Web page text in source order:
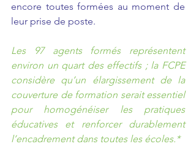
encore toutes formées au moment de
leur prise de poste.
Les 97 agents formés représentent
environ un quart des effectifs ; la FCPE
considère qu’un élargissement de la
couverture de formation serait essentiel
pour homogénéiser les pratiques
éducatives et renforcer durablement
l’encadrement dans toutes les écoles.*